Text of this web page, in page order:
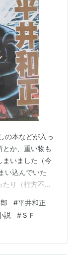
の本などが入っ
とか、重い物も
まいました（今
い込んでいた
たり（行方不
これがそうで
大戦」。 小学
見事に忘れて
・・・（爆）。
#平井和正
説 #ＳＦ